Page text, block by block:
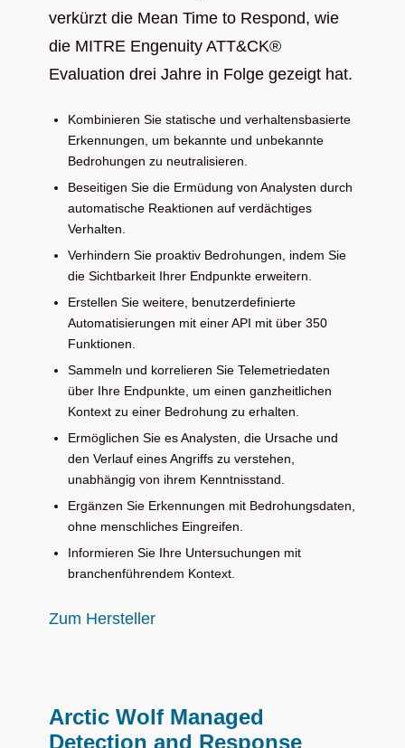
verkürzt die Mean Time to Respond, wie
die MITRE Engenuity ATT&CK®
Evaluation drei Jahre in Folge gezeigt hat.
Kombinieren Sie statische und verhaltensbasierte
Erkennungen, um bekannte und unbekannte
Bedrohungen zu neutralisieren.
Beseitigen Sie die Ermüdung von Analysten durch
automatische Reaktionen auf verdächtiges
Verhalten.
Verhindern Sie proaktiv Bedrohungen, indem Sie
die Sichtbarkeit Ihrer Endpunkte erweitern.
Erstellen Sie weitere, benutzerdefinierte
Automatisierungen mit einer API mit über 350
Funktionen.
Sammeln und korrelieren Sie Telemetriedaten
über Ihre Endpunkte, um einen ganzheitlichen
Kontext zu einer Bedrohung zu erhalten.
Ermöglichen Sie es Analysten, die Ursache und
den Verlauf eines Angriffs zu verstehen,
unabhängig von ihrem Kenntnisstand.
Ergänzen Sie Erkennungen mit Bedrohungsdaten,
ohne menschliches Eingreifen.
Informieren Sie Ihre Untersuchungen mit
branchenführendem Kontext.
Zum Hersteller
Arctic Wolf Managed
Detection and Response